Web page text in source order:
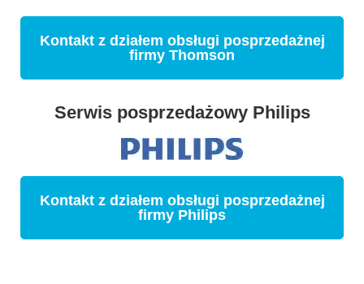
Kontakt z działem obsługi posprzedażnej
firmy Thomson
Serwis posprzedażowy Philips
Kontakt z działem obsługi posprzedażnej
firmy Philips